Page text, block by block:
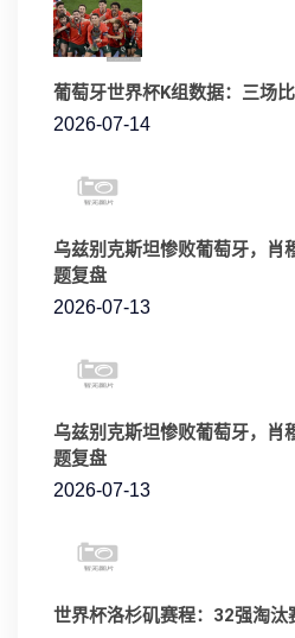
葡萄牙世界杯K组数据：三场
2026-07-14
乌兹别克斯坦惨败葡萄牙，肖
题复盘
2026-07-13
乌兹别克斯坦惨败葡萄牙，肖
题复盘
2026-07-13
世界杯洛杉矶赛程：32强淘汰